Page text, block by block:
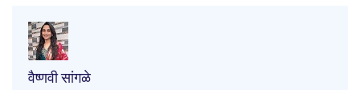
वैष्णवी सांगळे